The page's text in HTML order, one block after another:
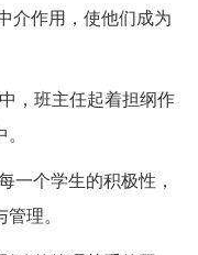
介作用，使他们成为
，班主任起着担纲作
一个学生的积极性，
理。